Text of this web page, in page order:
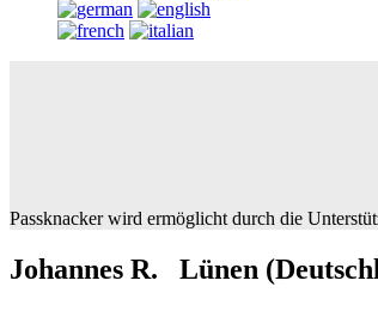
Passknacker wird ermöglicht durch die
Johannes R. Lünen